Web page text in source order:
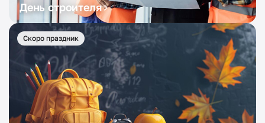
День строителя
Скоро праздник